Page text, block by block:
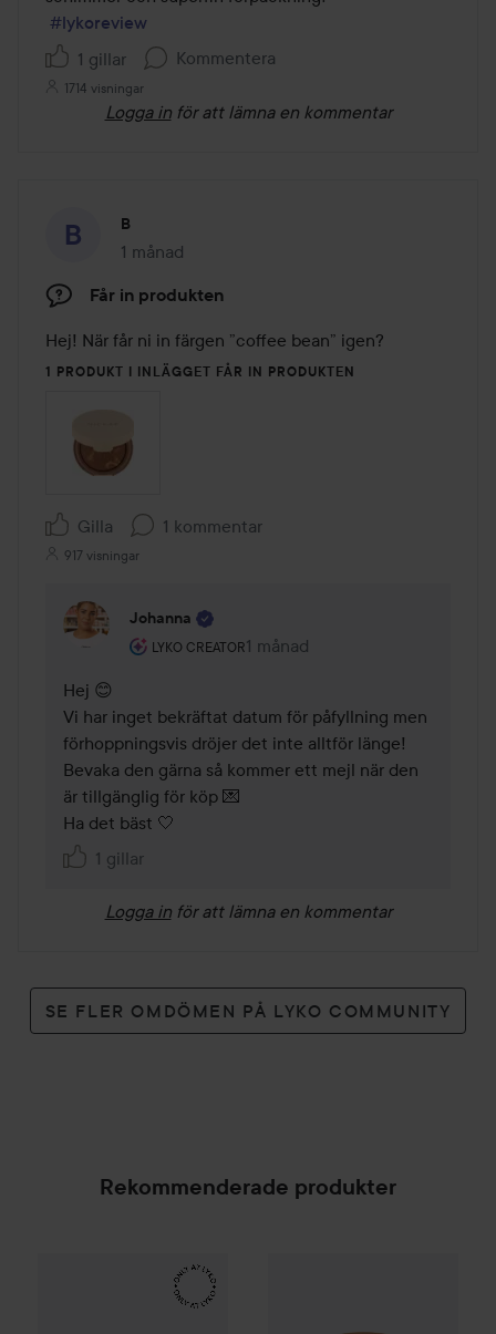
#lykoreview
1 gillar
Kommentera
1714 visningar
Logga in för att lämna en kommentar
B
1 månad
Inlägget skapades 1 månad
Får in produkten
Hej! När får ni in färgen ”coffee bean” igen?
1 PRODUKT I INLÄGGET FÅR IN PRODUKTEN
Gilla 1 kommentar
917 visningar
Johanna
LYKO CREATOR
Användarens roll: Lyko Creator.
1 månad
Kommentaren lades 1 månad
Hej 😊
Vi har inget bekräftat datum för påfyllning men
förhoppningsvis dröjer det inte alltför länge!
Bevaka den gärna så kommer ett mejl när den
är tillgänglig för köp 💌
Ha det bäst 🤍
1 gillar
Logga in för att lämna en kommentar
SE FLER OMDÖMEN PÅ LYKO COMMUNITY
Rekommenderade produkter
Make Up Store